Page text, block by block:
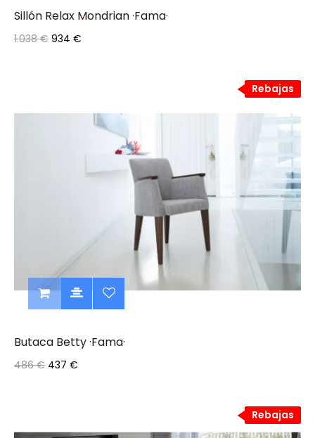
Sillón Relax Mondrian ·Fama·
1.038 € 934 €
Rebajas
Rebajas
Butaca Betty ·Fama·
486 € 437 €
Rebajas
Rebajas